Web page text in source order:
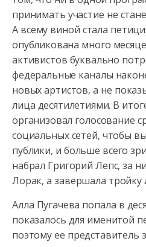
принимать участие не
А всему виной стала
опубликована много
активистов буквально
федеральные каналы
новых артистов, а не
лица десятилетиями. В
организовал голосование
социальных сетей, чтобы
публики, и больше всего
набрал Григорий Лепс, за
Лорак, а завершала тройку
Алла Пугачева попала в
показалось для именитой
поэтому ее представитель